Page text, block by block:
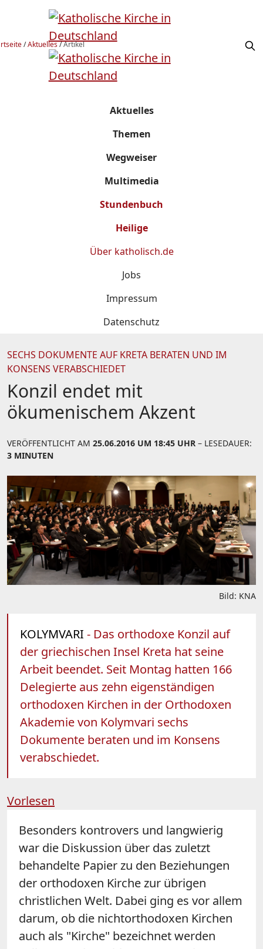
/Aktuelles/Artikel
Aktuelles
Themen
Wegweiser
Multimedia
Stundenbuch
Heilige
Über katholisch.de
Jobs
Impressum
Datenschutz
SECHS DOKUMENTE AUF KRETA BERATEN UND IM
KONSENS VERABSCHIEDET
Konzil endet mit
ökumenischem Akzent
VERÖFFENTLICHT AM 25.06.2016 UM 18:45 UHR – LESEDAUER:
3 MINUTEN
Bild: KNA
KOLYMVARI - Das orthodoxe Konzil auf
der griechischen Insel Kreta hat seine
Arbeit beendet. Seit Montag hatten 166
Delegierte aus zehn eigenständigen
orthodoxen Kirchen in der Orthodoxen
Akademie von Kolymvari sechs
Dokumente beraten und im Konsens
verabschiedet.
Vorlesen
Besonders kontrovers und langwierig
war die Diskussion über das zuletzt
behandelte Papier zu den Beziehungen
der orthodoxen Kirche zur übrigen
christlichen Welt. Dabei ging es vor allem
darum, ob die nichtorthodoxen Kirchen
auch als "Kirche" bezeichnet werden